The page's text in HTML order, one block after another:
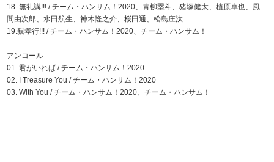
18. 無礼講!!! / チーム・ハンサム！2020、青柳塁斗、猪塚健太、植原卓也、風
間由次郎、水田航生、神木隆之介、桜田通、松島庄汰
19.親孝行!!! / チーム・ハンサム！2020、チーム・ハンサム！
アンコール
01. 君がいれば / チーム・ハンサム！2020
02. I Treasure You / チーム・ハンサム！2020
03. With You / チーム・ハンサム！2020、チーム・ハンサム！